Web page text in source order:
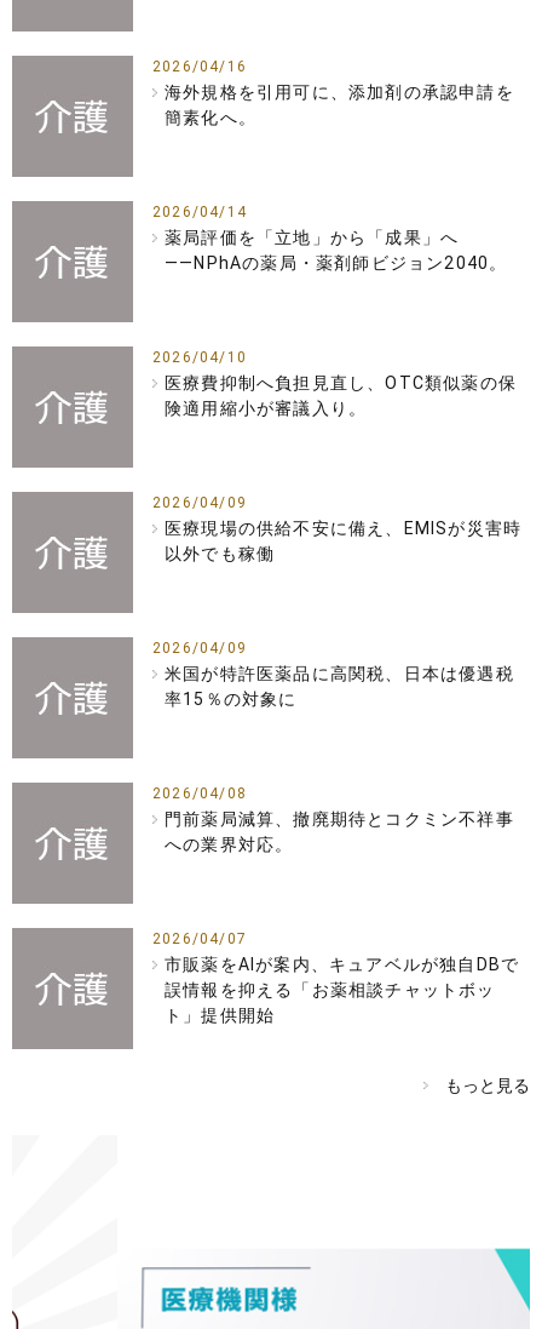
2026/04/16
海外規格を引用可に、添加剤の承認申請を
簡素化へ。
2026/04/14
薬局評価を「立地」から「成果」へ
――NPhAの薬局・薬剤師ビジョン2040。
2026/04/10
医療費抑制へ負担見直し、OTC類似薬の保
険適用縮小が審議入り。
2026/04/09
医療現場の供給不安に備え、EMISが災害時
以外でも稼働
2026/04/09
米国が特許医薬品に高関税、日本は優遇税
率15％の対象に
2026/04/08
門前薬局減算、撤廃期待とコクミン不祥事
への業界対応。
2026/04/07
市販薬をAIが案内、キュアベルが独自DBで
誤情報を抑える「お薬相談チャットボッ
ト」提供開始
もっと見る